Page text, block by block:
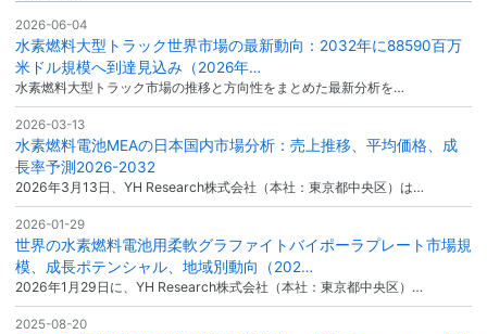
2026-06-04
水素燃料大型トラック世界市場の最新動向：2032年に88590百万
米ドル規模へ到達見込み（2026年…
水素燃料大型トラック市場の推移と方向性をまとめた最新分析を…
2026-03-13
水素燃料電池MEAの日本国内市場分析：売上推移、平均価格、成
長率予測2026-2032
2026年3月13日、YH Research株式会社（本社：東京都中央区）は…
2026-01-29
世界の水素燃料電池用柔軟グラファイトバイポーラプレート市場規
模、成長ポテンシャル、地域別動向（202…
2026年1月29日に、YH Research株式会社（本社：東京都中央区）…
2025-08-20